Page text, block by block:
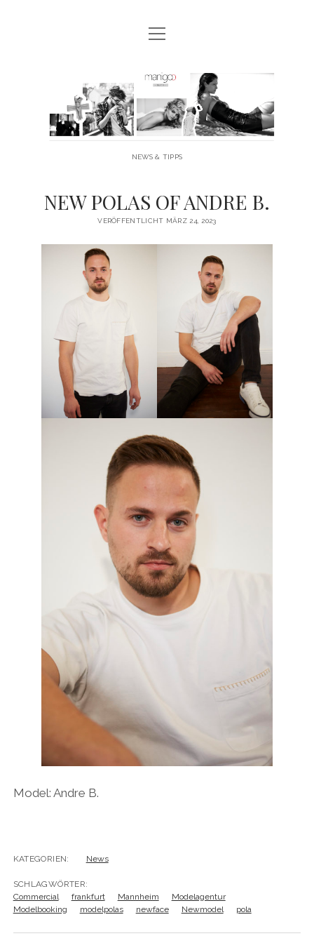
MANIGOO BLOG
MANIGOO MODELS
IMPRESSUM & DATENSCHUTZ
Menü
öffnen
Manigoo
NEWS & TIPPS
NEW POLAS OF ANDRE B.
VERÖFFENTLICHT MÄRZ 24, 2023
Model: Andre B.
KATEGORIEN: News
SCHLAGWÖRTER:
Commercial
frankfurt Mannheim
Modelagentur
Modelbooking
modelpolas newface Newmodel pola